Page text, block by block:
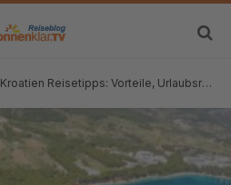
Kroatien Reisetipps: Vorteile, Urlaubsregionen und die schönsten Strände